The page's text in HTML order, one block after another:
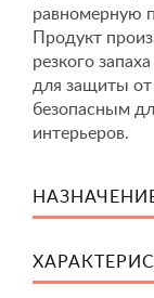
равномерную
Продукт
резкого
для защиты от
безопасным
интерьеров.